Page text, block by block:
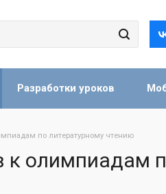
Разработки уроков
по литературному чтению
олимпиадам